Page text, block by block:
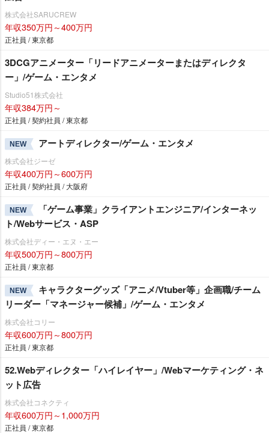
株式会社SARUCREW
年収350万円～400万円
正社員 / 東京都
3DCGアニメーター「リードアニメーターまたはディレクタ
ー」/ゲーム・エンタメ
Studio51株式会社
年収384万円～
正社員 / 契約社員 / 東京都
NEW アートディレクター/ゲーム・エンタメ
株式会社ジーゼ
年収400万円～600万円
正社員 / 契約社員 / 大阪府
NEW
「ゲーム事業」クライアントエンジニア/インターネッ
ト/Webサービス・ASP
株式会社ディー・エヌ・エー
年収500万円～800万円
正社員 / 東京都
NEW
キャラクターグッズ「アニメ/Vtuber等」企画職/チーム
リーダー「マネージャー候補」/ゲーム・エンタメ
株式会社コリー
年収600万円～800万円
正社員 / 東京都
52.Webディレクター「ハイレイヤー」/Webマーケティング・ネ
ット広告
株式会社コネクティ
年収600万円～1,000万円
正社員 / 東京都